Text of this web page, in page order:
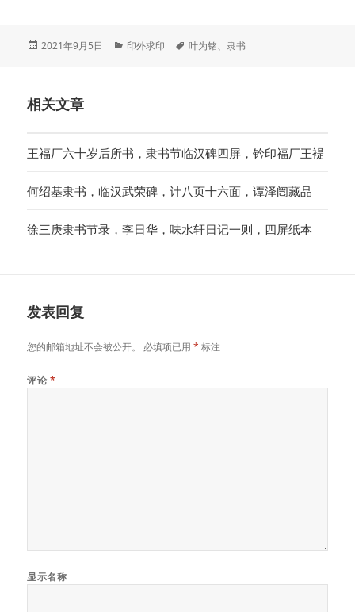
发
2021年9月5日
分
印外求印
标
叶为铭、隶书
相关文章
王福厂六十岁后所书，隶书节临汉碑四屏，钤印福厂王褆
何绍基隶书，临汉武荣碑，计八页十六面，谭泽闿藏品
徐三庚隶书节录，李日华，味水轩日记一则，四屏纸本
发表回复
您的邮箱地址不会被公开。 必填项已用* 标注
评论 *
显示名称